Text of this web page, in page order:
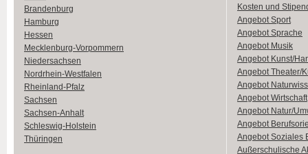
Brandenburg
Hamburg
Hessen
Mecklenburg-Vorpommern
Niedersachsen
Nordrhein-Westfalen
Rheinland-Pfalz
Sachsen
Sachsen-Anhalt
Schleswig-Holstein
Thüringen
Kosten und
Angebot Sport
Angebot Sprache
Angebot Musik
Angebot Kunst/
Angebot Theater/
Angebot
Angebot Wirtschaft
Angebot Natur/
Angebot
Angebot Soziales
Außerschulische